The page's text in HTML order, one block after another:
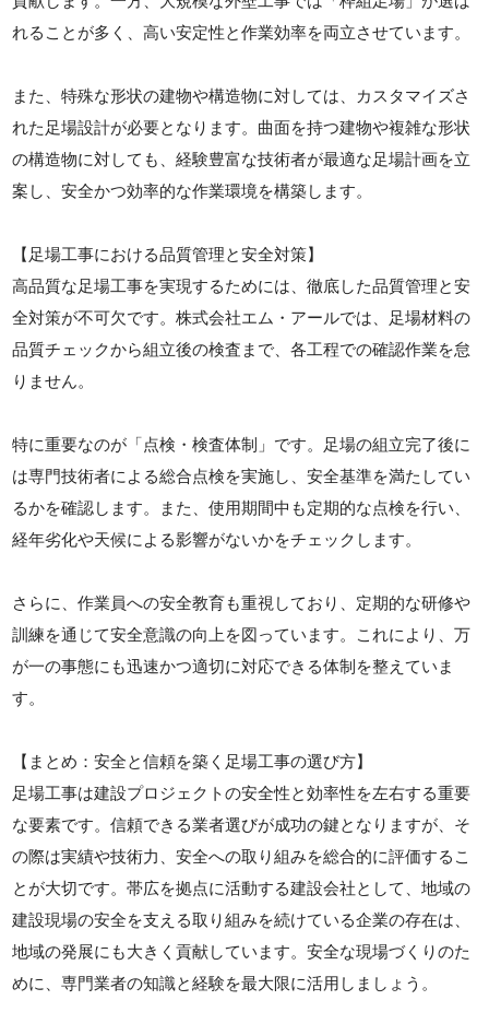
れることが多く、高い安定性と作業効率を両立させています。
また、特殊な形状の建物や構造物に対しては、カスタマイズさ
れた足場設計が必要となります。曲面を持つ建物や複雑な形状
の構造物に対しても、経験豊富な技術者が最適な足場計画を立
案し、安全かつ効率的な作業環境を構築します。
【足場工事における品質管理と安全対策】
高品質な足場工事を実現するためには、徹底した品質管理と安
全対策が不可欠です。株式会社エム・アールでは、足場材料の
品質チェックから組立後の検査まで、各工程での確認作業を怠
りません。
特に重要なのが「点検・検査体制」です。足場の組立完了後に
は専門技術者による総合点検を実施し、安全基準を満たしてい
るかを確認します。また、使用期間中も定期的な点検を行い、
経年劣化や天候による影響がないかをチェックします。
さらに、作業員への安全教育も重視しており、定期的な研修や
訓練を通じて安全意識の向上を図っています。これにより、万
が一の事態にも迅速かつ適切に対応できる体制を整えていま
す。
【まとめ：安全と信頼を築く足場工事の選び方】
足場工事は建設プロジェクトの安全性と効率性を左右する重要
な要素です。信頼できる業者選びが成功の鍵となりますが、そ
の際は実績や技術力、安全への取り組みを総合的に評価するこ
とが大切です。帯広を拠点に活動する建設会社として、地域の
建設現場の安全を支える取り組みを続けている企業の存在は、
地域の発展にも大きく貢献しています。安全な現場づくりのた
めに、専門業者の知識と経験を最大限に活用しましょう。